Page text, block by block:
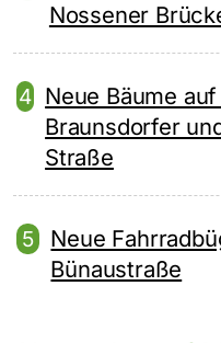
Nossener
Neue Bäume
Braunsdorfer
Straße
Neue
Bünaustraße